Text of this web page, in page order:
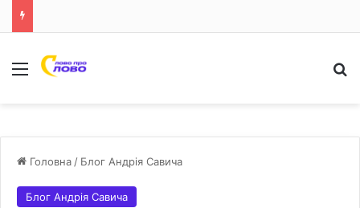
Меню
Головна / Блог Андрія Савича
Блог Андрія Савича